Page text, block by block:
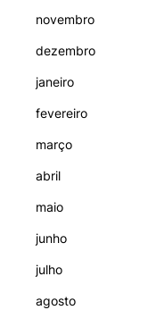
novembro
dezembro
janeiro
fevereiro
março
abril
maio
junho
julho
agosto